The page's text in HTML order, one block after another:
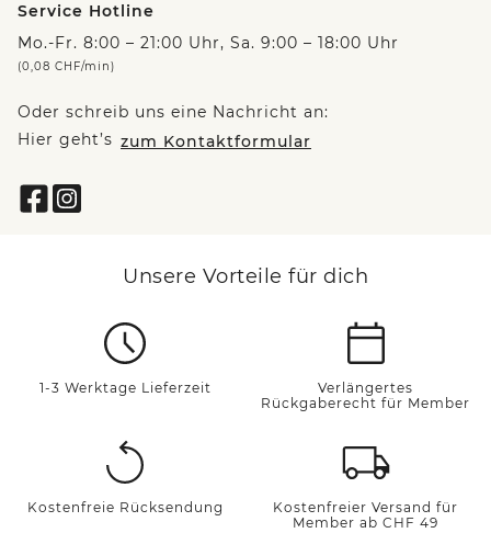
Service Hotline
Mo.-Fr. 8:00 – 21:00 Uhr, Sa. 9:00 – 18:00 Uhr
(0,08 CHF/min)
Oder schreib uns eine Nachricht an:
Hier geht’s zum Kontaktformular
Unsere Vorteile für dich
1-3 Werktage Lieferzeit
Verlängertes
Rückgaberecht für Member
Kostenfreie Rücksendung
Kostenfreier Versand für
Member ab CHF 49